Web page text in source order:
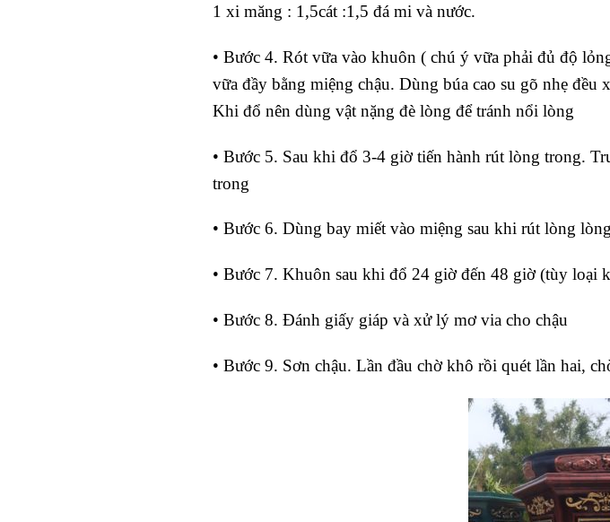
1 xi măng : 1,5cát :1,5 đá mi và nước.
• Bước 4. Rót vữa vào khuôn ( chú ý vữa phải đủ độ
vữa đầy bằng miệng chậu. Dùng búa cao su gõ nhẹ
Khi đổ nên dùng vật nặng đè lòng để tránh nổi lòng
• Bước 5. Sau khi đổ 3-4 giờ tiến hành rút lòng trong.
trong
• Bước 6. Dùng bay miết vào miệng sau khi rút lòng
• Bước 7. Khuôn sau khi đổ 24 giờ đến 48 giờ (tùy loại
• Bước 8. Đánh giấy giáp và xử lý mơ via cho chậu
• Bước 9. Sơn chậu. Lần đầu chờ khô rồi quét lần hai,